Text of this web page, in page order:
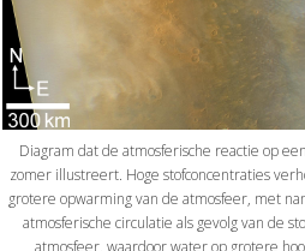
Diagram dat de atmosferische reactie op
zomer illustreert. Hoge stofconcentraties
grotere opwarming van de atmosfeer, met
atmosferische circulatie als gevolg van de
atmosfeer, waardoor water op grotere